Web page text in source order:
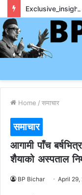
Home / समाचार
समाचार
आगामी पाँच
शैैयाको अस्पताल
BP Bichar April 29,